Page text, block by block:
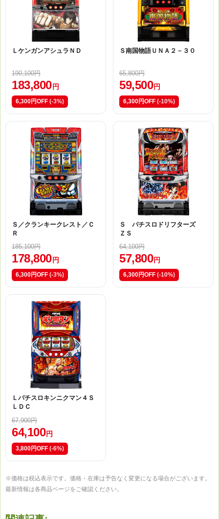
ＬケンガンアシュラＮＤ
190,100円
183,800 円
6,300円OFF (-3%)
Ｓ南国物語ＵＮＡ２－３０
65,800円
59,500 円
6,300円OFF (-10%)
Ｓ／クランキークレスト／Ｃ
Ｒ
185,100円
178,800 円
6,300円OFF (-3%)
Ｓ パチスロドリフターズ
ＺＳ
64,100円
57,800 円
6,300円OFF (-10%)
Ｌパチスロキンニクマン４Ｓ
ＬＤＣ
67,900円
64,100 円
3,800円OFF (-6%)
※価格は税込表示です。価格・在庫は予告なく変更になる場合がございます。
最新情報は各商品ページをご確認ください。